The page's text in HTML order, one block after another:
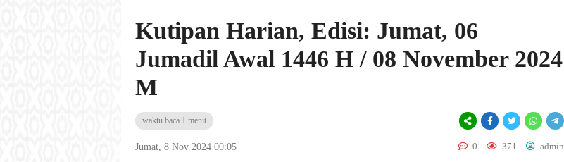
Kutipan Harian, Edisi: Jumat, 06
Jumadil Awal 1446 H / 08 November 2024
M
waktu baca 1 menit
Jumat, 8 Nov 2024 00:05 0 371 admin